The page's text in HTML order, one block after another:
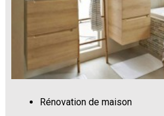
Rénovation de maison